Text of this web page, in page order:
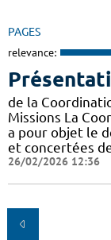
PAGES
relevance:
de la
Missions La
a pour objet le
et concertées
26/02/2026 12:36